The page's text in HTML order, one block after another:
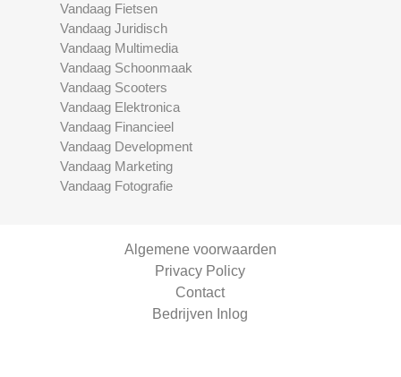
Vandaag Fietsen
Vandaag Juridisch
Vandaag Multimedia
Vandaag Schoonmaak
Vandaag Scooters
Vandaag Elektronica
Vandaag Financieel
Vandaag Development
Vandaag Marketing
Vandaag Fotografie
Algemene voorwaarden
Privacy Policy
Contact
Bedrijven Inlog